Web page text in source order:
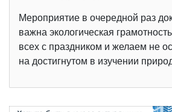
Мероприятие в очередной раз
важна экологическая
всех с праздником и желаем не
на достигнутом в изучении